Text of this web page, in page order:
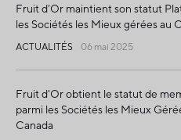
Fruit d’Or maintient son statut
les Sociétés les Mieux gérées au
ACTUALITÉS 06 mai 2025
Fruit d'Or obtient le statut de
parmi les Sociétés les Mieux
Canada